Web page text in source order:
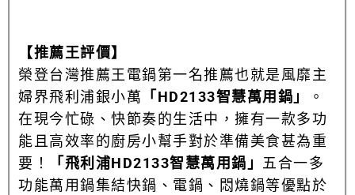
【推薦王評價】
榮登台灣推薦王電鍋第一名推薦也就是風靡主
婦界飛利浦銀小萬 「HD2133智慧萬用鍋」
。
在現今忙碌、快節奏的生活中，擁有一款多功
能且高效率的廚房小幫手對於準備美食甚為重
要！
「飛利浦HD2133智慧萬用鍋」 五合一多
功能萬用鍋集結快鍋、電鍋、悶燒鍋等優點於